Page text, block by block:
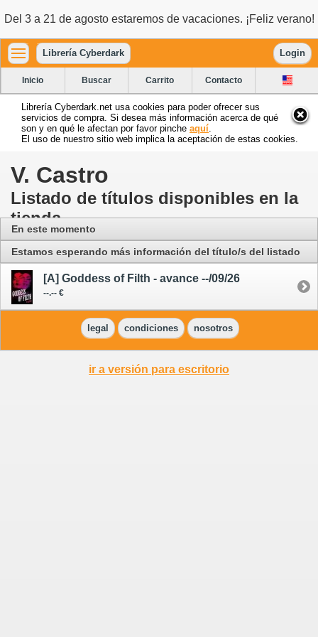
Del 3 a 21 de agosto estaremos de vacaciones. ¡Feliz verano!
Librería Cyberdark Login
Inicio Buscar Carrito Contacto
Librería Cyberdark.net usa cookies para poder ofrecer sus
servicios de compra. Si desea más información acerca de qué
son y en qué le afectan por favor pinche aquí
El uso de nuestro sitio web implica la aceptación de estas cookies.
V. Castro
Listado de títulos disponibles en la
tienda
En este momento
Estamos esperando más información del título/s del listado
[A] Goddess of Filth - avance --/09/26
--.-- €
legal condiciones nosotros
ir a versión para escritorio